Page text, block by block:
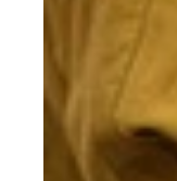
「男をき